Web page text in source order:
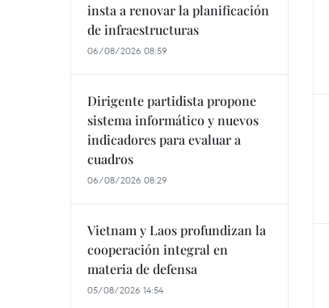
insta a renovar la planificación
de infraestructuras
06/08/2026 08:59
Dirigente partidista propone
sistema informático y nuevos
indicadores para evaluar a
cuadros
06/08/2026 08:29
Vietnam y Laos profundizan la
cooperación integral en
materia de defensa
05/08/2026 14:54